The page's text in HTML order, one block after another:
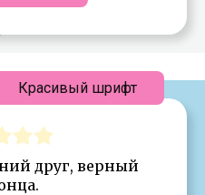
друг, верный
Красивый шрифт